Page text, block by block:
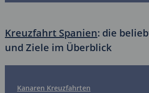
Kreuzfahrt Spanien: die
und Ziele im Überblick
Kanaren Kreuzfahrten